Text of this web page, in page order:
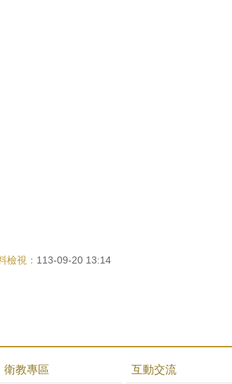
檢視： 113-09-20 13:14
衛教專區 互動交流